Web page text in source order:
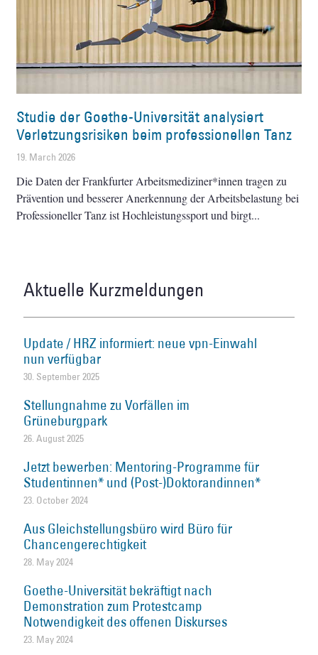
Studie der Goethe-Universität analysiert
Verletzungsrisiken beim professionellen Tanz
19. March 2026
Die Daten der Frankfurter Arbeitsmediziner*innen tragen zu
Prävention und besserer Anerkennung der Arbeitsbelastung bei
Professioneller Tanz ist Hochleistungssport und birgt
Aktuelle Kurzmeldungen
Update / HRZ informiert: neue vpn-Einwahl
nun verfügbar
30. September 2025
Stellungnahme zu Vorfällen im
Grüneburgpark
26. August 2025
Jetzt bewerben: Mentoring-Programme für
Studentinnen* und (Post-)Doktorandinnen*
23. October 2024
Aus Gleichstellungsbüro wird Büro für
Chancengerechtigkeit
28. May 2024
Goethe-Universität bekräftigt nach
Demonstration zum Protestcamp
Notwendigkeit des offenen Diskurses
23. May 2024